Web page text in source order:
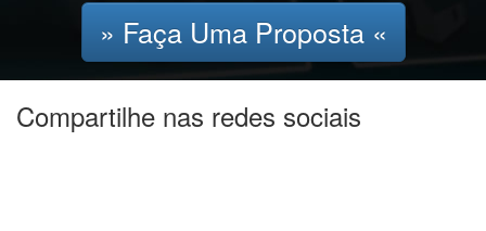
» Faça Uma Proposta «
Compartilhe nas redes sociais